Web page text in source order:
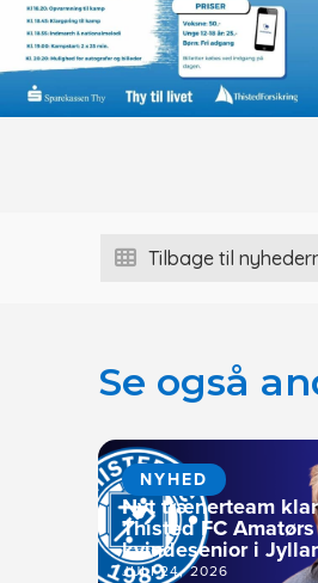
Tilbage til
Se også
NYHED
Nyt trænerteam
Thisted FC Amatørs
kvindesenior i
JULI 24, 2026